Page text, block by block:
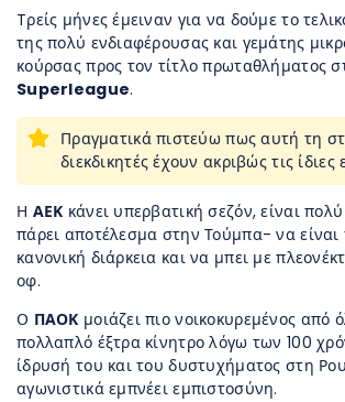
Tρείς μήνες έμειναν για να δούμε το
της πολύ ενδιαφέρουσας και γεμάτης
κούρσας προς τον τίτλο πρωταθλήματος
Superleague.
Πραγματικά πιστεύω πως αυτή τη
διεκδικητές έχουν ακριβώς τις ίδιες
Η ΑΕΚ κάνει υπερβατική σεζόν, είναι
πάρει αποτέλεσμα στην Τούμπα- να
κανονική διάρκεια και να μπει με
οφ.
Ο ΠΑΟΚ μοιάζει πιο νοικοκυρεμένος από
πολλαπλό έξτρα κίνητρο λόγω των 100
ίδρυσή του και του δυστυχήματος στη
αγωνιστικά εμπνέει εμπιστοσύνη.